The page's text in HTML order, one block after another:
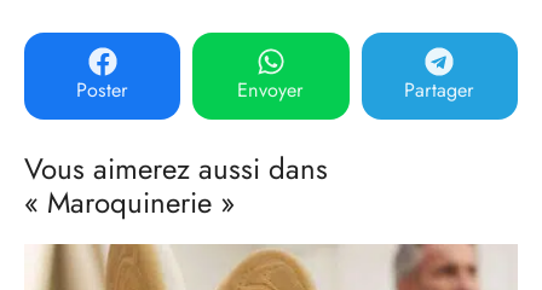
Poster Envoyer Partager
Vous aimerez aussi dans
« Maroquinerie »